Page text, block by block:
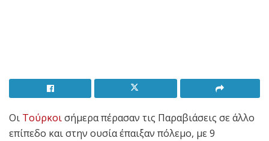
Οι Τούρκοισήμερα πέρασαν τις Παραβιάσεις σε άλλο
επίπεδο και στην ουσία έπαιξαν πόλεμο, με 9